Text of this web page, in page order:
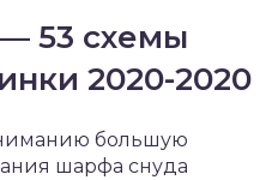
53 схемы
2020-2020
большую
шарфа снуда